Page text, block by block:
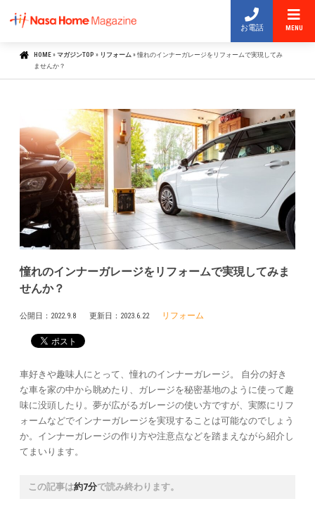
MENU
お電話
HOME » マガジンTOP » リフォーム » 憧れのインナーガレージをリフォームで実現してみ
ませんか？
憧れのインナーガレージをリフォームで実現してみま
せんか？
公開日： 2022.9.8 更新日： 2023.6.22 リフォーム
車好きや趣味人にとって、憧れのインナーガレージ。 自分の好き
な車を家の中から眺めたり、ガレージを秘密基地のように使って趣
味に没頭したり。夢が広がるガレージの使い方ですが、実際にリフ
ォームなどでインナーガレージを実現することは可能なのでしょう
か。インナーガレージの作り方や注意点などを踏まえながら紹介し
てまいります。
この記事は約7分で読み終わります。